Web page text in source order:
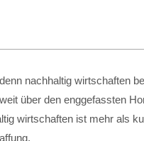
nachhaltig wirtschaften
über den enggefassten
wirtschaften ist mehr als